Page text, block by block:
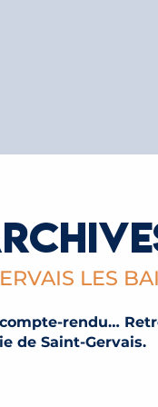
LES
rendu…
de Saint-Gervais.